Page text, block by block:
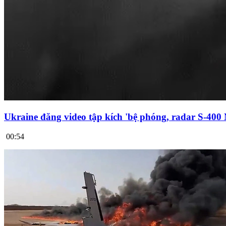
Ukraine đăng video tập kích 'bệ phóng, radar S-400
00:54